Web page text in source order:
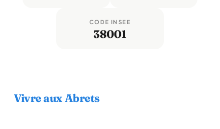
CODE INSEE
38001
Vivre aux Abrets